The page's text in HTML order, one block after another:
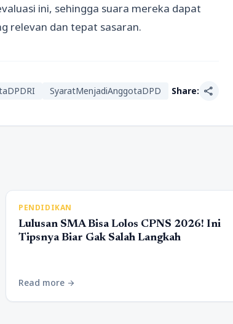
ini, sehingga suara mereka dapat
relevan dan tepat sasaran.
SyaratMenjadiAnggotaDPD Share: share
PENDIDIKAN
Lulusan SMA Bisa Lolos CPNS 2026! Ini
Tipsnya Biar Gak Salah Langkah
Read more arrow_forward